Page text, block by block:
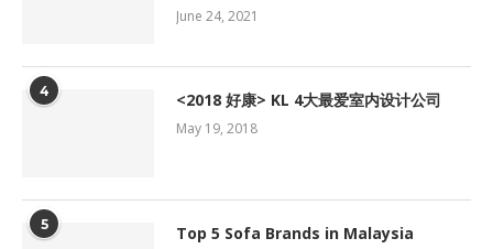
June 24, 2021
4 <2018 好康> KL 4大最爱室内设计公司
May 19, 2018
5 Top 5 Sofa Brands in Malaysia